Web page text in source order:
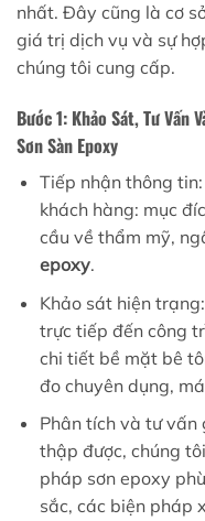
nhất. Đây cũng là cơ
giá trị dịch vụ và sự
chúng tôi cung cấp.
Bước 1: Khảo Sát, Tư Vấn
Sơn Sàn Epoxy
Tiếp nhận thông
khách hàng: mục
cầu về thẩm mỹ,
epoxy.
Khảo sát hiện
trực tiếp đến công
chi tiết bề mặt bê
đo chuyên dụng,
Phân tích và tư
thập được, chúng
pháp sơn epoxy
sắc, các biện pháp